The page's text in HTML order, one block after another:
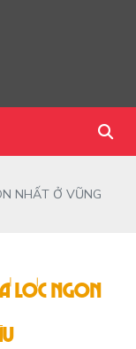
NHẤT Ở VŨNG
LÓC NGON